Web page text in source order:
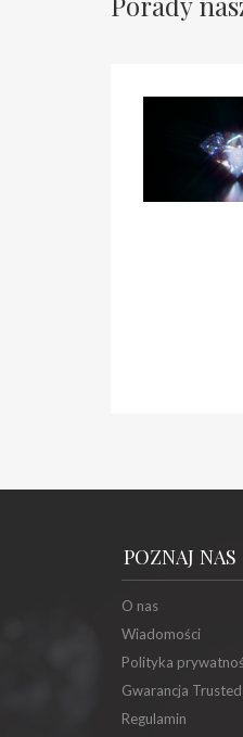
POZNAJ NAS
O nas
Wiadomości
Polityka
Gwarancja
Regulamin